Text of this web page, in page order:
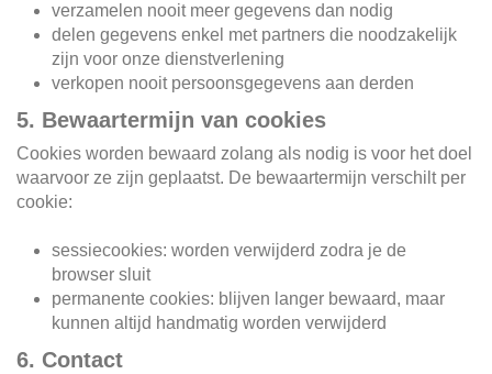
verzamelen nooit meer gegevens dan nodig
delen gegevens enkel met partners die noodzakelijk
zijn voor onze dienstverlening
verkopen nooit persoonsgegevens aan derden
5. Bewaartermijn van cookies
Cookies worden bewaard zolang als nodig is voor het doel
waarvoor ze zijn geplaatst. De bewaartermijn verschilt per
cookie:
sessiecookies: worden verwijderd zodra je de
browser sluit
permanente cookies: blijven langer bewaard, maar
kunnen altijd handmatig worden verwijderd
6. Contact